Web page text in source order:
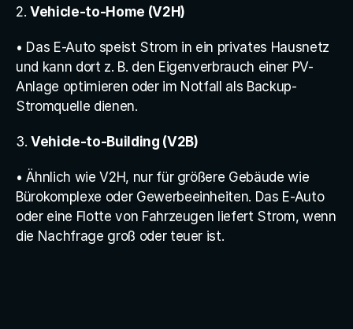
2. Vehicle-to-Home (V2H)
• Das E-Auto speist Strom in ein privates Hausnetz
und kann dort z. B. den Eigenverbrauch einer PV-
Anlage optimieren oder im Notfall als Backup-
Stromquelle dienen.
3. Vehicle-to-Building (V2B)
• Ähnlich wie V2H, nur für größere Gebäude wie
Bürokomplexe oder Gewerbeeinheiten. Das E-Auto
oder eine Flotte von Fahrzeugen liefert Strom, wenn
die Nachfrage groß oder teuer ist.